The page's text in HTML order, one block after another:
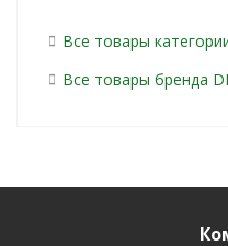
Все товары
Все товары бренда